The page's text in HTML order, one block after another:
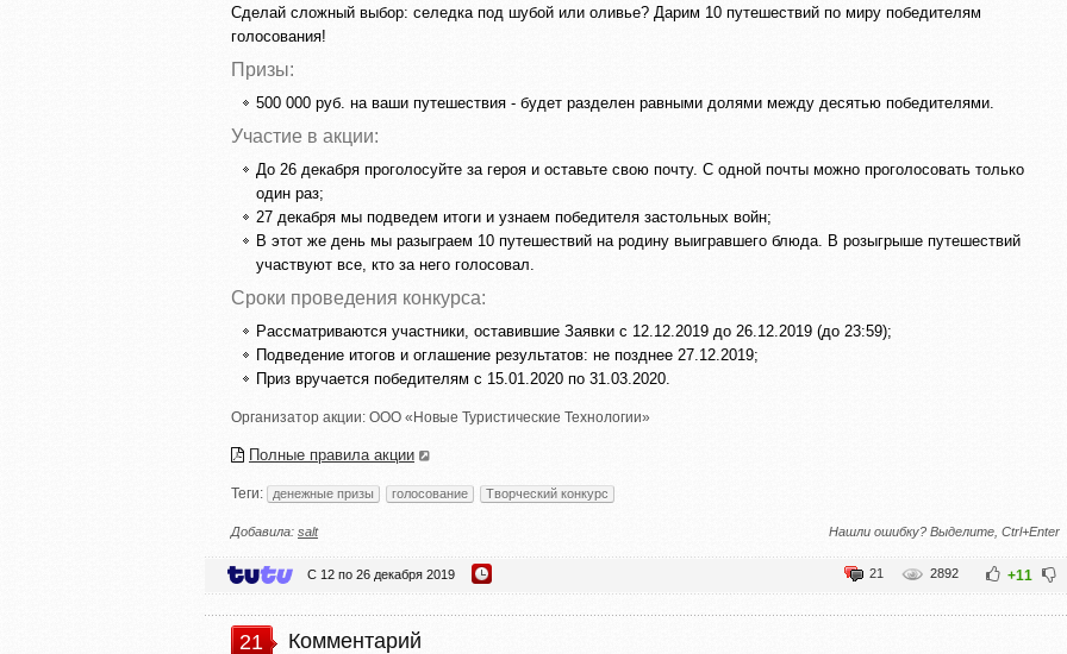
Сделай сложный выбор: селедка под шубой или оливье? Дарим 10 путешествий по миру победителям
голосования!
Призы:
500 000 руб. на ваши путешествия - будет разделен равными долями между десятью победителями.
Участие в акции:
До 26 декабря проголосуйте за героя и оставьте свою почту. С одной почты можно проголосовать только
один раз;
27 декабря мы подведем итоги и узнаем победителя застольных войн;
В этот же день мы разыграем 10 путешествий на родину выигравшего блюда. В розыгрыше путешествий
участвуют все, кто за него голосовал.
Сроки проведения конкурса:
Рассматриваются участники, оставившие Заявки с 12.12.2019 до 26.12.2019 (до 23:59);
Подведение итогов и оглашение результатов: не позднее 27.12.2019;
Приз вручается победителям с 15.01.2020 по 31.03.2020.
Организатор акции: ООО «Новые Туристические Технологии»
Полные правила акции
Теги: денежные призы голосование Творческий конкурс
Добавила: salt Нашли ошибку? Выделите, Ctrl+Enter
С 12 по 26 декабря 2019 +11
2892
21
21 Комментарий